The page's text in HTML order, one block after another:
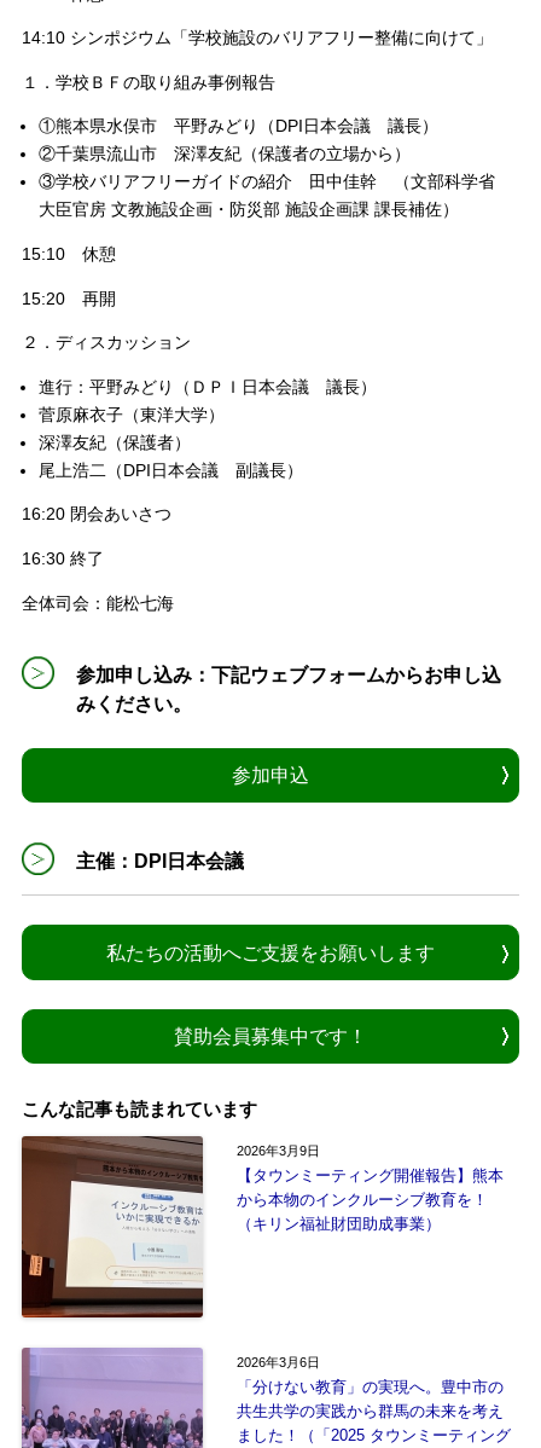
14:10 シンポジウム「学校施設のバリアフリー整備に向けて」
１．学校ＢＦの取り組み事例報告
①熊本県水俣市 平野みどり（DPI日本会議 議長）
②千葉県流山市 深澤友紀（保護者の立場から）
③学校バリアフリーガイドの紹介 田中佳幹 （文部科学省
大臣官房 文教施設企画・防災部 施設企画課 課長補佐）
15:10 休憩
15:20 再開
２．ディスカッション
進行：平野みどり（ＤＰＩ日本会議 議長）
菅原麻衣子（東洋大学）
深澤友紀（保護者）
尾上浩二（DPI日本会議 副議長）
16:20 閉会あいさつ
16:30 終了
全体司会：能松七海
参加申し込み：下記ウェブフォームからお申し込
みください。
参加申込
主催：DPI日本会議
私たちの活動へご支援をお願いします
賛助会員募集中です！
こんな記事も読まれています
2026年3月9日
【タウンミーティング開催報告】熊本
から本物のインクルーシブ教育を！
（キリン福祉財団助成事業）
2026年3月6日
「分けない教育」の実現へ。豊中市の
共生共学の実践から群馬の未来を考え
ました！（「2025 タウンミーティング